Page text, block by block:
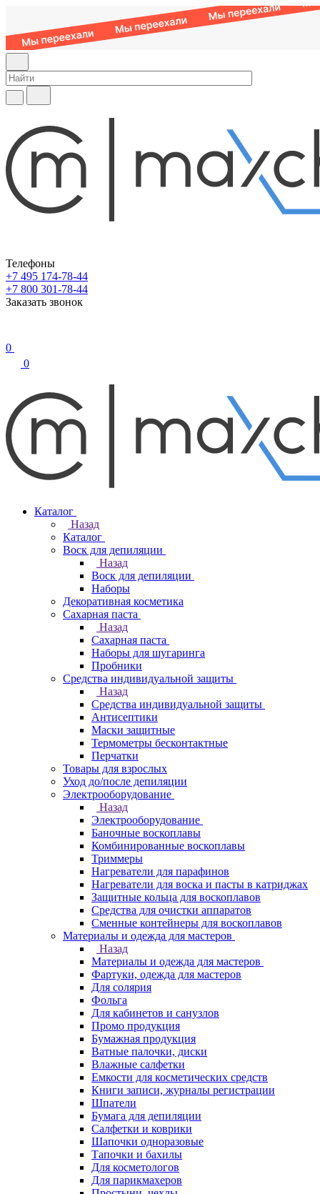
Телефоны
+7 495 174-78-44
+7 800 301-78-44
Заказать звонок
0
0
Каталог
Назад
Каталог
Воск для депиляции
Назад
Воск для депиляции
Наборы
Декоративная косметика
Сахарная паста
Назад
Сахарная паста
Наборы для шугаринга
Пробники
Средства индивидуальной защиты
Назад
Средства индивидуальной защиты
Антисептики
Маски защитные
Термометры бесконтактные
Перчатки
Товары для взрослых
Уход до/после депиляции
Электрооборудование
Назад
Электрооборудование
Баночные воскоплавы
Комбинированные воскоплавы
Триммеры
Нагреватели для парафинов
Нагреватели для воска и пасты в катриджах
Защитные кольца для воскоплавов
Средства для очистки аппаратов
Сменные контейнеры для воскоплавов
Материалы и одежда для мастеров
Назад
Материалы и одежда для мастеров
Фартуки, одежда для мастеров
Для солярия
Фольга
Для кабинетов и санузлов
Промо продукция
Бумажная продукция
Ватные палочки, диски
Влажные салфетки
Емкости для косметических средств
Книги записи, журналы регистрации
Шпатели
Бумага для депиляции
Салфетки и коврики
Шапочки одноразовые
Тапочки и бахилы
Для косметологов
Для парикмахеров